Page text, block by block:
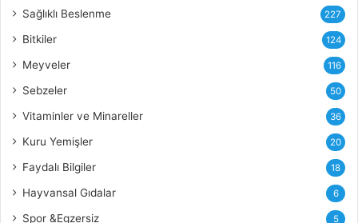
Sağlıklı Beslenme 227
Bitkiler 124
Meyveler 116
Sebzeler 50
Vitaminler ve Minareller 36
Kuru Yemişler 20
Faydalı Bilgiler 18
Hayvansal Gıdalar 6
Spor &Egzersiz 5